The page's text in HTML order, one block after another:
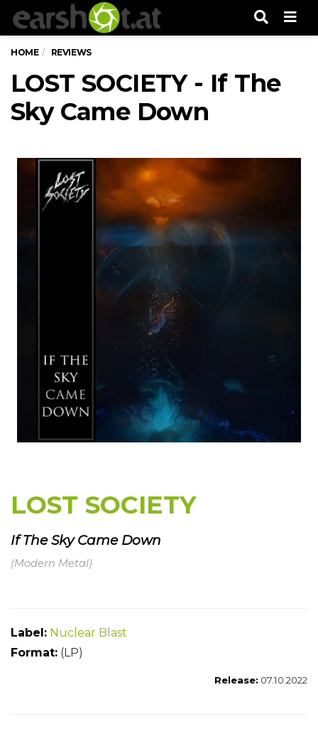
HOME REVIEWS
LOST SOCIETY - If The
Sky Came Down
LOST SOCIETY
If The Sky Came Down
(Modern Metal)
Label: Nuclear Blast
Format: (LP)
Release: 07.10.2022